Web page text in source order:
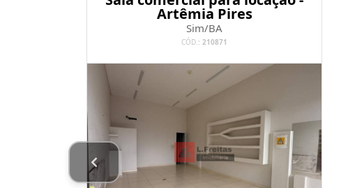
Artêmia Pires
Sim/BA
CÓD.: 210871